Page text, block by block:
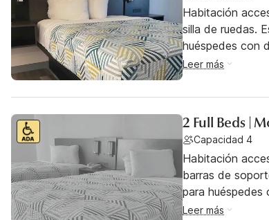
Habitación
silla de ruedas.
huéspedes con
Leer más
2 Full Beds |
Capacidad 4
Habitación
barras de
para huéspedes
Leer más